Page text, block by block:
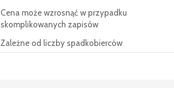
Cena może wzrosnąć w przypadku
skomplikowanych zapisów
Zależne od liczby spadkobierców